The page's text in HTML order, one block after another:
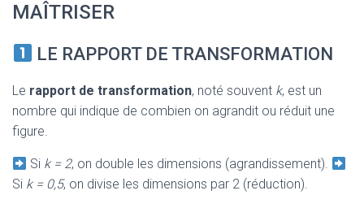
MAÎTRISER
LE RAPPORT DE TRANSFORMATION
Le rapport de transformation, noté souvent k, est un
nombre qui indique de combien on agrandit ou réduit une
figure.
Si k = 2, on double les dimensions (agrandissement).
Si k = 0,5, on divise les dimensions par 2 (réduction).